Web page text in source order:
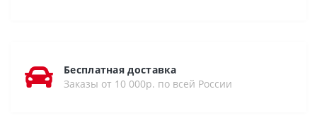
Бесплатная доставка
Заказы от 10 000р. по всей России